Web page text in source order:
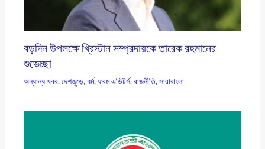
বড়দিন উপলক্ষে খ্রিস্টান সম্প্রদায়কে তারেক রহমানের
শুভেচ্ছা
অন্যান্য খবর,দেশজুড়ে, ধর্ম,ফ্রম এডিটর্স,রাজনীতি,সারাবাংলা